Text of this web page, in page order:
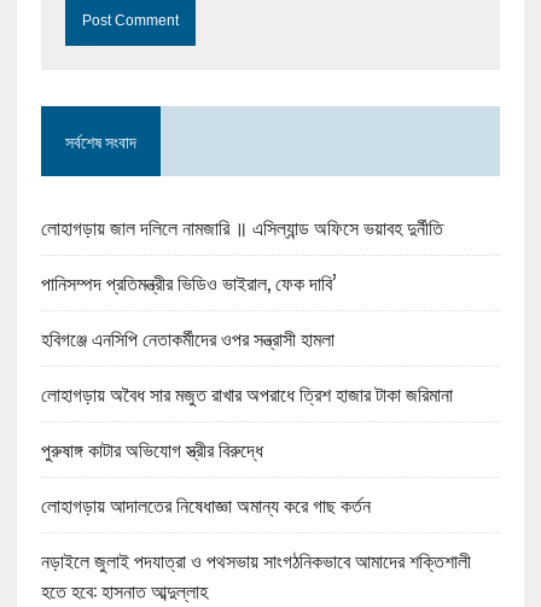
সর্বশেষ সংবাদ
লোহাগড়ায় জাল দলিলে নামজারি ॥ এসিল্যান্ড অফিসে ভয়াবহ দুর্নীতি
পানিসম্পদ প্রতিমন্ত্রীর ভিডিও ভাইরাল, ফেক দাবি’
হবিগঞ্জে এনসিপি নেতাকর্মীদের ওপর সন্ত্রাসী হামলা
লোহাগড়ায় অবৈধ সার মজুত রাখার অপরাধে ত্রিশ হাজার টাকা জরিমানা
পুরুষাঙ্গ কাটার অভিযোগ স্ত্রীর বিরুদ্ধে
লোহাগড়ায় আদালতের নিষেধাজ্ঞা অমান্য করে গাছ কর্তন
নড়াইলে জুলাই পদযাত্রা ও পথসভায় সাংগঠনিকভাবে আমাদের শক্তিশালী
হতে হবে: হাসনাত আব্দুল্লাহ